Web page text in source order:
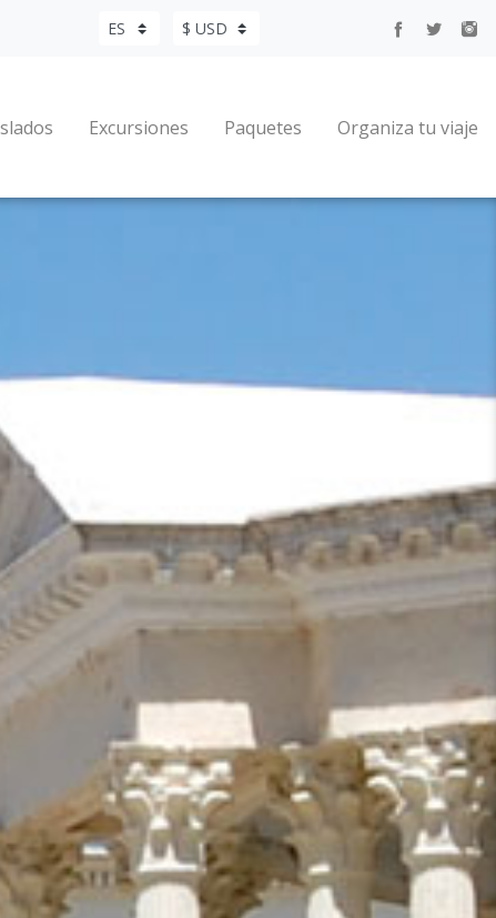
Excursiones Paquetes Organiza tu viaje